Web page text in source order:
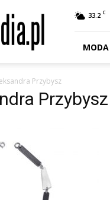
33.2 C
MODA
Przybysz
Przybysz